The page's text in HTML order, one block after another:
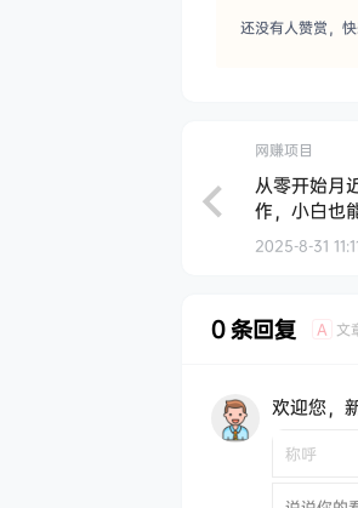
还没有人赞赏，
网赚项目
从零开始月
作，小白也
2025-8-31
0 条回复 A 文
欢迎您，